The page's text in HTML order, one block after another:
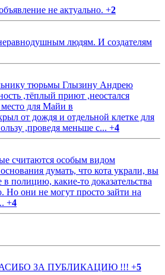
не актуально. +2
людям. И создателям
тюрьмы Глызину Андрею
,тёплый приют ,неостался
для Майи в
от дождя и отдельной клетке для
,проведя меньше с... +4
считаются особым видом
думать, что кота украли, вы
в полицию, какие-то доказательства
Но они не могут просто зайти на
+4
ЗА ПУБЛИКАЦИЮ !!! +5